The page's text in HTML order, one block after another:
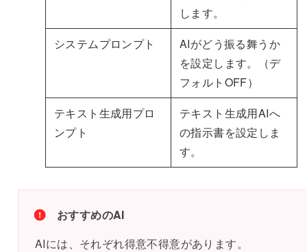
します。
システムプロンプト
AIがどう振る舞うか
を設定します。（デ
フォルトOFF）
テキスト生成用プロ
ンプト
テキスト生成用AIへ
の指示書を設定しま
す。
おすすめのAI
AIには、それぞれ得意不得意があります。